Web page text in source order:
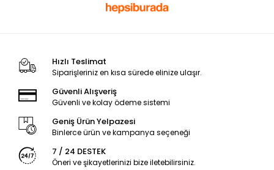
Hızlı Teslimat
Siparişleriniz en kısa sürede elinize ulaşır.
Güvenli Alışveriş
Güvenli ve kolay ödeme sistemi
Geniş Ürün Yelpazesi
Binlerce ürün ve kampanya seçeneği
7 / 24 DESTEK
Öneri ve şikayetlerinizi bize iletebilirsiniz.